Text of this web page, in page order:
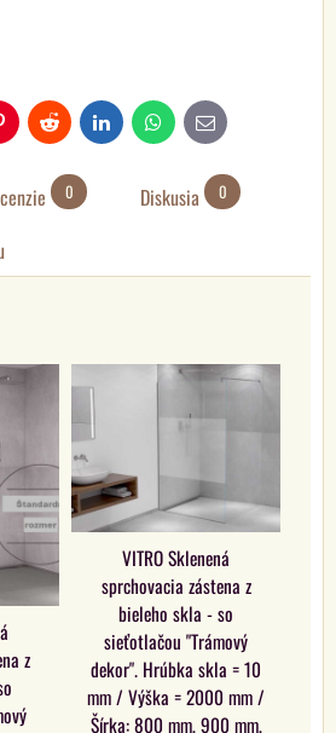
Reddit LinkedIn WhatsAppE-
mail
0 Diskusia 0
z
VITRO Sklenená
sprchovacia zástena z
bieleho skla - so
sieťotlačou "Trámový
dekor". Hrúbka skla = 10
mm / Výška = 2000 mm /
Šírka: 800 mm, 900 mm,